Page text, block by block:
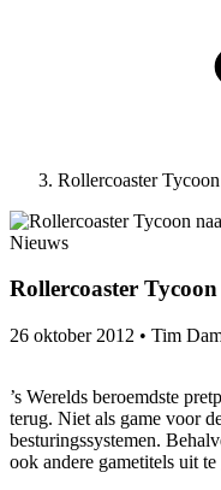
Rollercoaster
Nieuws
Rollercoaster
26 oktober 2012 • Tim
’s Werelds beroemdste
terug. Niet als game voor
besturingssystemen.
ook andere gametitels uit te